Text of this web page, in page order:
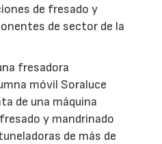
de fresado y
de sector de la
fresadora
móvil Soraluce
de una máquina
y mandrinado
de más de